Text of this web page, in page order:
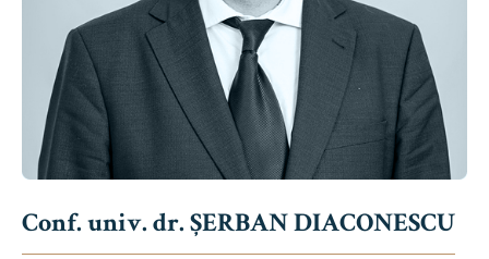
Conf. univ. dr. ȘERBAN DIACONESCU